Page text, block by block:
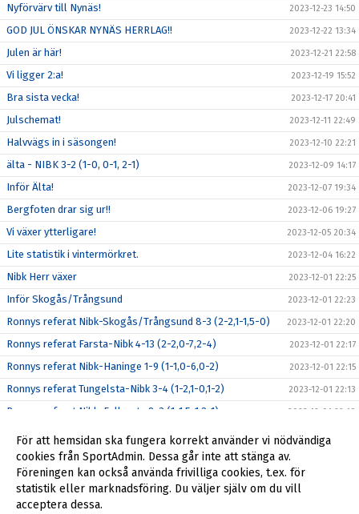
Nyförvärv till Nynäs! 2023-12-23 14:50
GOD JUL ÖNSKAR NYNÄS HERRLAG!! 2023-12-22 13:34
Julen är här! 2023-12-21 22:58
Vi ligger 2:a! 2023-12-19 15:52
Bra sista vecka! 2023-12-17 20:41
Julschemat! 2023-12-11 22:49
Halvvägs in i säsongen! 2023-12-10 22:21
älta - NIBK 3-2 (1-0, 0-1, 2-1) 2023-12-09 14:17
Inför Älta! 2023-12-07 19:34
Bergfoten drar sig ur!! 2023-12-06 19:27
Vi växer ytterligare! 2023-12-05 20:34
Lite statistik i vintermörkret. 2023-12-04 16:22
Nibk Herr växer 2023-12-01 22:25
Inför Skogås/Trångsund 2023-12-01 22:23
Ronnys referat Nibk-Skogås/Trångsund 8-3 (2-2,1-1,5-0) 2023-12-01 22:20
Ronnys referat Farsta-Nibk 4-13 (2-2,0-7,2-4) 2023-12-01 22:17
Ronnys referat Nibk-Haninge 1-9 (1-1,0-6,0-2) 2023-12-01 22:15
Ronnys referat Tungelsta-Nibk 3-4 (1-2,1-0,1-2) 2023-12-01 22:13
Ronnys referat Nibk-Fullersta 8-3 (1-1,5-1,2-1) 2023-12-01 22:10
Ronnys referat TT-Nibk 5-5 (3-0,2-3,0-2) 2023-12-01 22:07
Ronny referar Nibk-Bergfoten 5-2 2023-12-01 22:03
Referat Tumba-Nibk 5-6 2023-12-01 21:59
För att hemsidan ska fungera korrekt använder vi nödvändiga
cookies från SportAdmin. Dessa går inte att stänga av.
Föreningen kan också använda frivilliga cookies, t.ex. för
statistik eller marknadsföring. Du väljer själv om du vill
acceptera dessa.